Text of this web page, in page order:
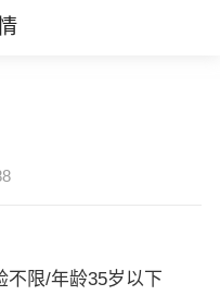
限/年龄35岁以下